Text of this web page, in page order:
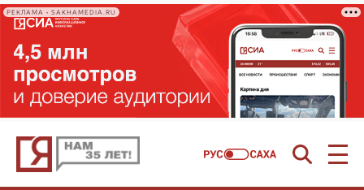
РЕКЛАМА • SAKHAMEDIA.RU